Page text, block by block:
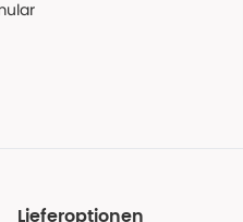
Lieferoptionen